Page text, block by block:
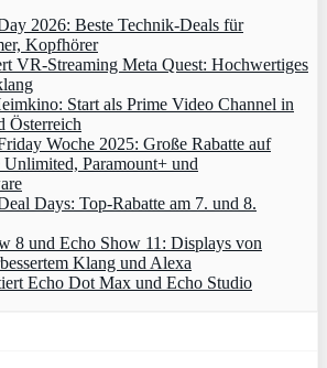
2026: Beste Technik-Deals für
Kopfhörer
VR‑Streaming Meta Quest: Hochwertiges
Start als Prime Video Channel in
Österreich
Woche 2025: Große Rabatte auf
Paramount+ und
Days: Top-Rabatte am 7. und 8.
8 und Echo Show 11: Displays von
Klang und Alexa
Echo Dot Max und Echo Studio